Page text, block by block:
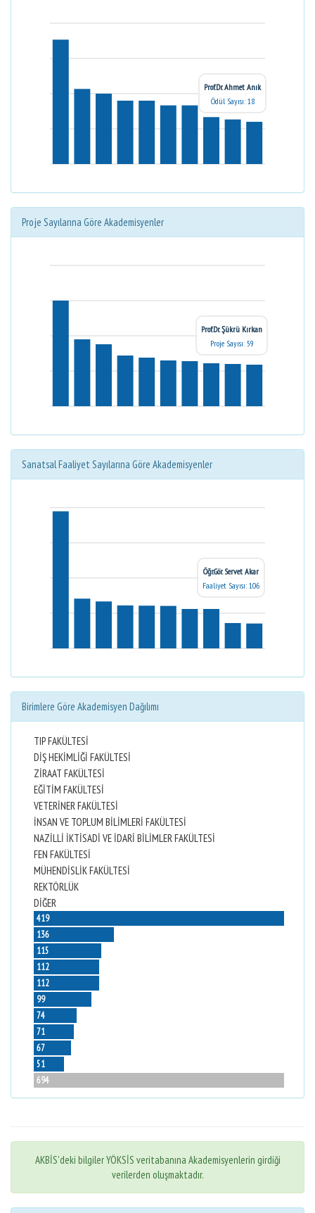
Prof.Dr. Ahmet Anık
Ödül Sayısı: 18
Proje Sayılarına Göre Akademisyenler
Prof.Dr. Şükrü Kırkan
Proje Sayısı: 59
Sanatsal Faaliyet Sayılarına Göre Akademisyenler
Öğr.Gör. Servet Akar
Faaliyet Sayısı: 106
Birimlere Göre Akademisyen Dağılımı
TIP FAKÜLTESİ
DİŞ HEKİMLİĞİ FAKÜLTESİ
ZİRAAT FAKÜLTESİ
EĞİTİM FAKÜLTESİ
VETERİNER FAKÜLTESİ
İNSAN VE TOPLUM BİLİMLERİ FAKÜLTESİ
NAZİLLİ İKTİSADİ VE İDARİ BİLİMLER FAKÜLTESİ
FEN FAKÜLTESİ
MÜHENDİSLİK FAKÜLTESİ
REKTÖRLÜK
DİĞER
419
136
115
112
112
99
74
71
67
51
694
AKBİS'deki bilgiler YÖKSİS veritabanına Akademisyenlerin girdiği
verilerden oluşmaktadır.